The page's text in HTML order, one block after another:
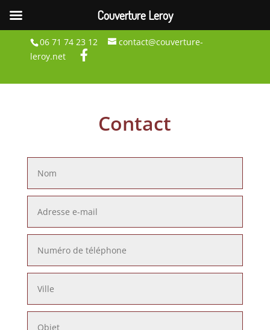
06 71 74 23 12
contact@couverture-
leroy.net
Contact
Couverture Leroy